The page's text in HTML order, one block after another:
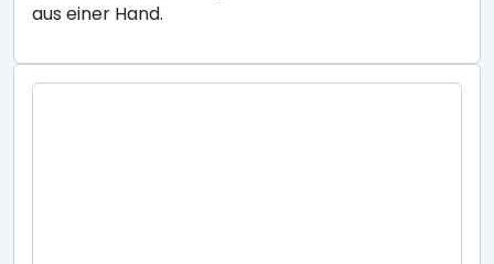
aus einer Hand.